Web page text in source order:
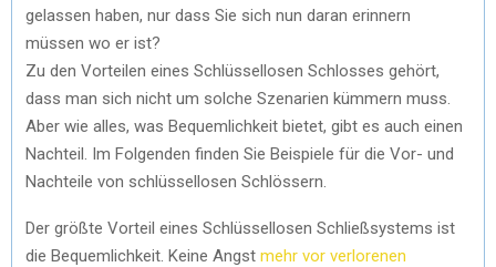
T
R
O I
gelassen haben, nur dass Sie sich nun daran erinnern
müssen wo er ist?
Zu den Vorteilen eines Schlüssellosen Schlosses gehört,
dass man sich nicht um solche Szenarien kümmern muss.
Aber wie alles, was Bequemlichkeit bietet, gibt es auch einen
Nachteil. Im Folgenden finden Sie Beispiele für die Vor- und
Nachteile von schlüssellosen Schlössern.
Der größte Vorteil eines Schlüssellosen Schließsystems ist
die Bequemlichkeit. Keine Angst mehr vor verlorenen